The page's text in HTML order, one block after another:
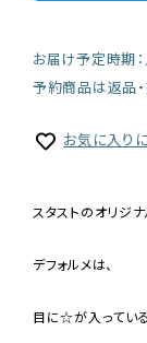
お届け予定時期
予約商品は返品・
お気に入り
スタストのオリジナ
デフォルメは、
目に☆が入ってい